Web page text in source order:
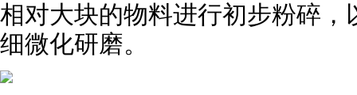
相对大块的物料进行初步粉碎
细微化研磨。